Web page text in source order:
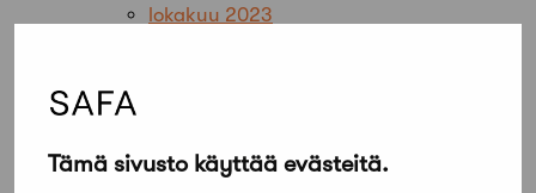
Tämä sivusto käyttää evästeitä.
lokakuu 2023
huhtikuu 2023
maaliskuu 2023